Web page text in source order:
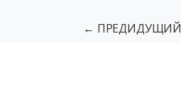
← ПРЕДИДУЩИЙ